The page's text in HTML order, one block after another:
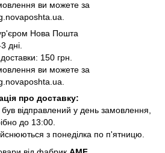
ви можете за
Нова Пошта
дні.
150 грн.
ви можете за
про доставку:
відправлений у день замовлення,
до 13:00.
з понеділка по п'ятницю.